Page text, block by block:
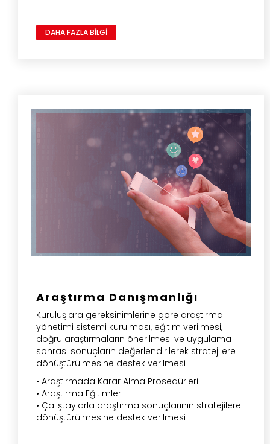
DAHA FAZLA BİLGİ
Araştırma Danışmanlığı
Kuruluşlara gereksinimlerine göre araştırma
yönetimi sistemi kurulması, eğitim verilmesi,
doğru araştırmaların önerilmesi ve uygulama
sonrası sonuçların değerlendirilerek stratejilere
dönüştürülmesine destek verilmesi
• Araştırmada Karar Alma Prosedürleri
• Araştırma Eğitimleri
• Çalıştaylarla araştırma sonuçlarının stratejilere
dönüştürülmesine destek verilmesi